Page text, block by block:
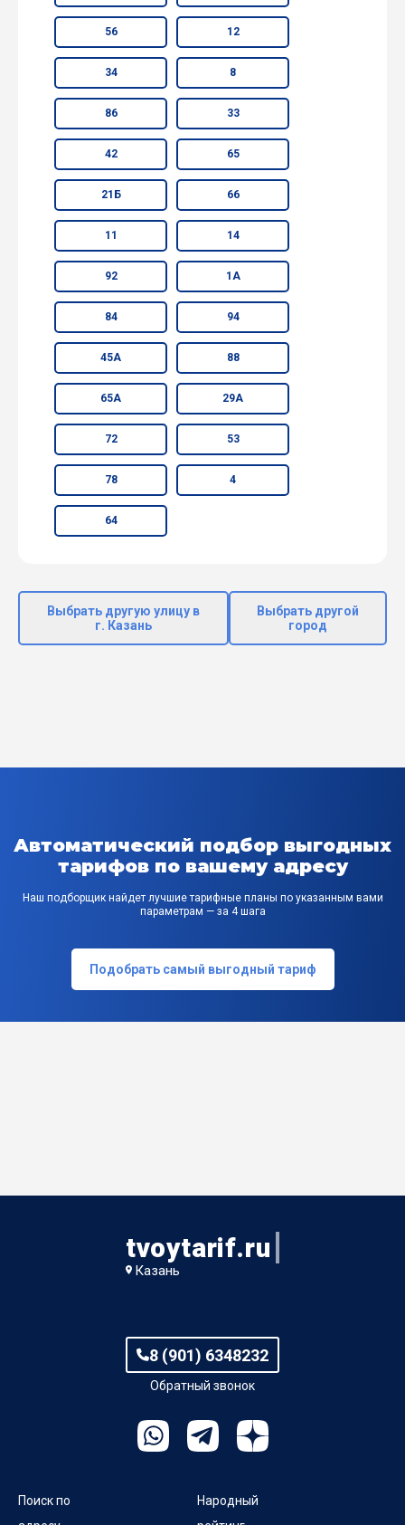
56 12
34 8
86 33
42 65
21Б 66
11 14
92 1А
84 94
45А 88
65А 29А
72 53
78 4
64
Выбрать другую улицу в
г. Казань
Выбрать другой
город
Автоматический подбор выгодных
тарифов по вашему адресу
Наш подборщик найдет лучшие тарифные планы по указанным вами
параметрам — за 4 шага
Подобрать самый выгодный тариф
tvoytarif.ru
Казань
8 (901) 6348232
Обратный звонок
Поиск по
Народный